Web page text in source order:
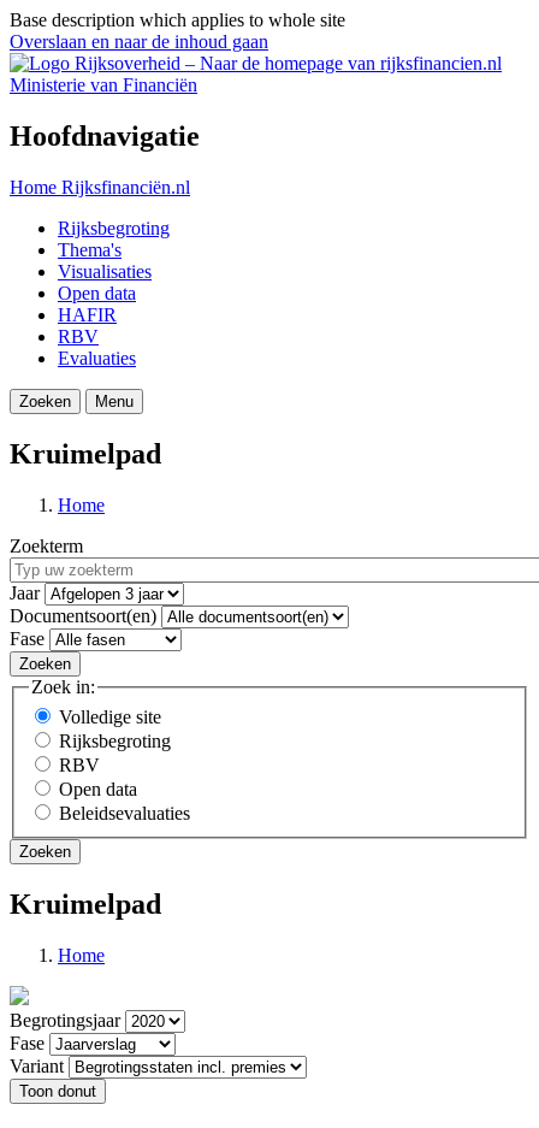
Base description which applies to whole site
Overslaan en naar de inhoud gaan
Ministerie van Financiën
Hoofdnavigatie
Home Rijksfinanciën.nl
Rijksbegroting
Thema's
Visualisaties
Open data
HAFIR
RBV
Evaluaties
Zoeken Menu
Kruimelpad
Home
Zoekterm
Jaar
Documentsoort(en)
Fase
Zoek in:
Volledige site
Rijksbegroting
RBV
Open data
Beleidsevaluaties
Kruimelpad
Home
Begrotingsjaar
Fase
Variant